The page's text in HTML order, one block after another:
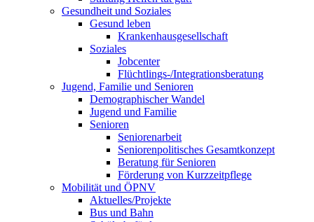
Gesundheit und Soziales
Gesund leben
Krankenhausgesellschaft
Soziales
Jobcenter
Flüchtlings-/Integrationsberatung
Jugend, Familie und Senioren
Demographischer Wandel
Jugend und Familie
Senioren
Seniorenarbeit
Seniorenpolitisches Gesamtkonzept
Beratung für Senioren
Förderung von Kurzzeitpflege
Mobilität und ÖPNV
Aktuelles/Projekte
Bus und Bahn